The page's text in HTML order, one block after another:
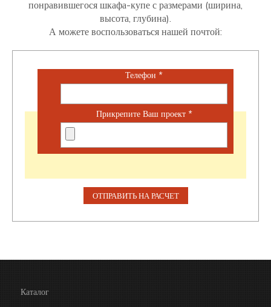
понравившегося шкафа-купе с размерами (ширина,
высота, глубина).
А можете воспользоваться нашей почтой:
Телефон *
Прикрепите Ваш проект *
Каталог